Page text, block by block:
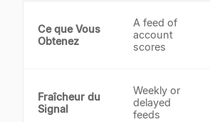
Ce que Vous
Obtenez
A feed of
account
scores
Fraîcheur du
Signal
Weekly or
delayed
feeds